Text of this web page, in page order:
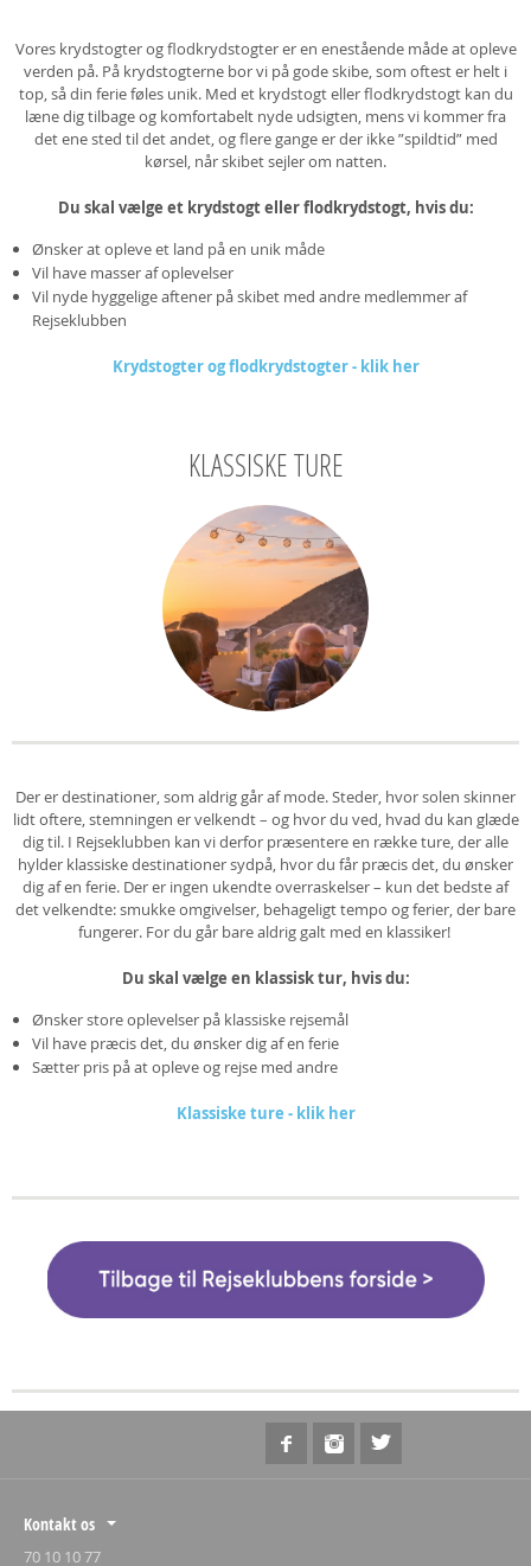
Vores krydstogter og flodkrydstogter er en enestående måde at opleve
verden på. På krydstogterne bor vi på gode skibe, som oftest er helt i
top, så din ferie føles unik. Med et krydstogt eller flodkrydstogt kan du
læne dig tilbage og komfortabelt nyde udsigten, mens vi kommer fra
det ene sted til det andet, og flere gange er der ikke ”spildtid” med
kørsel, når skibet sejler om natten.
Du skal vælge et krydstogt eller flodkrydstogt, hvis du:
Ønsker at opleve et land på en unik måde
Vil have masser af oplevelser
Vil nyde hyggelige aftener på skibet med andre medlemmer af
Rejseklubben
Krydstogter og flodkrydstogter - klik her
KLASSISKE TURE
Der er destinationer, som aldrig går af mode. Steder, hvor solen skinner
lidt oftere, stemningen er velkendt – og hvor du ved, hvad du kan glæde
dig til. I Rejseklubben kan vi derfor præsentere en række ture, der alle
hylder klassiske destinationer sydpå, hvor du får præcis det, du ønsker
dig af en ferie. Der er ingen ukendte overraskelser – kun det bedste af
det velkendte: smukke omgivelser, behageligt tempo og ferier, der bare
fungerer. For du går bare aldrig galt med en klassiker!
Du skal vælge en klassisk tur, hvis du:
Ønsker store oplevelser på klassiske rejsemål
Vil have præcis det, du ønsker dig af en ferie
Sætter pris på at opleve og rejse med andre
Klassiske ture - klik her
Kontakt os
70 10 10 77